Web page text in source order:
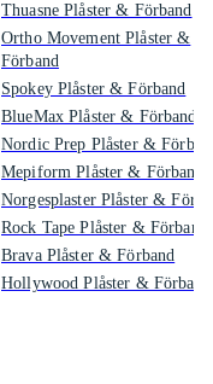
Thuasne Plåster & Förband
Ortho Movement Plåster &
Förband
Spokey Plåster & Förband
BlueMax Plåster & Förband
Nordic Prep Plåster &
Mepiform Plåster & Förband
Norgesplaster Plåster &
Rock Tape Plåster & Förband
Brava Plåster & Förband
Hollywood Plåster & Förband